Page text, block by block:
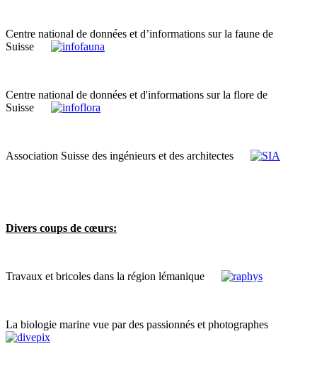
Centre national de données et d’informations sur la faune de
Suisse
Centre national de données et d'informations sur la flore de
Suisse
Association Suisse des ingénieurs et des architectes
Divers coups de cœurs:
Travaux et bricoles dans la région lémanique
La biologie marine vue par des passionnés et photographes